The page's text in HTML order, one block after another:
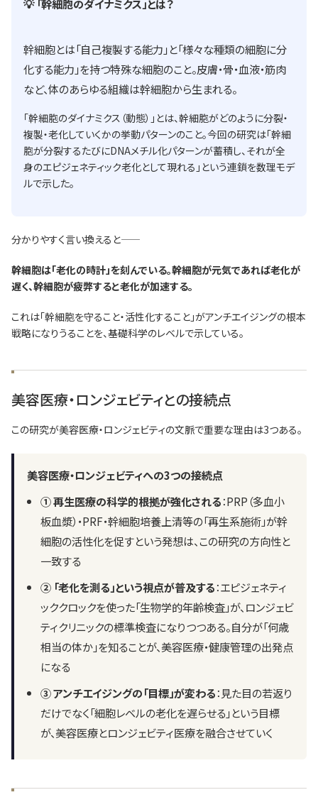
💡 「幹細胞のダイナミクス」とは？
幹細胞とは「自己複製する能力」と「様々な種類の細胞に分
化する能力」を持つ特殊な細胞のこと。皮膚・骨・血液・筋肉
など、体のあらゆる組織は幹細胞から生まれる。
「幹細胞のダイナミクス（動態）」とは、幹細胞がどのように分裂・
複製・老化していくかの挙動パターンのこと。今回の研究は「幹細
胞が分裂するたびにDNAメチル化パターンが蓄積し、それが全
身のエピジェネティック老化として現れる」という連鎖を数理モデ
ルで示した。
分かりやすく言い換えると——
幹細胞は「老化の時計」を刻んでいる。幹細胞が元気であれば老化が
遅く、幹細胞が疲弊すると老化が加速する。
これは「幹細胞を守ること・活性化すること」がアンチエイジングの根本
戦略になりうることを、基礎科学のレベルで示している。
美容医療・ロンジェビティとの接続点
この研究が美容医療・ロンジェビティの文脈で重要な理由は3つある。
美容医療・ロンジェビティへの3つの接続点
① 再生医療の科学的根拠が強化される：PRP（多血小
板血漿）・PRF・幹細胞培養上清等の「再生系施術」が幹
細胞の活性化を促すという発想は、この研究の方向性と
一致する
② 「老化を測る」という視点が普及する：エピジェネティ
ッククロックを使った「生物学的年齢検査」が、ロンジェビ
ティクリニックの標準検査になりつつある。自分が「何歳
相当の体か」を知ることが、美容医療・健康管理の出発点
になる
③ アンチエイジングの「目標」が変わる：見た目の若返り
だけでなく「細胞レベルの老化を遅らせる」という目標
が、美容医療とロンジェビティ医療を融合させていく